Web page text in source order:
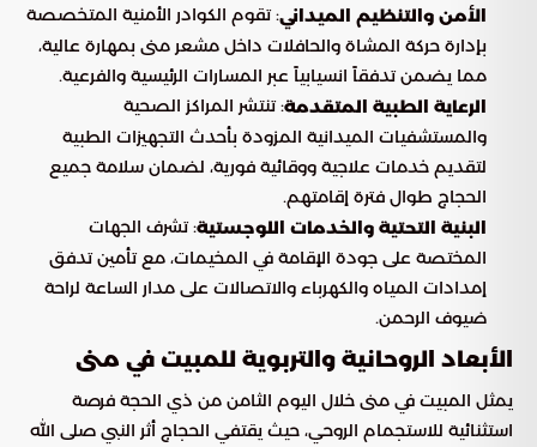
الأمن والتنظيم الميداني: تقوم الكوادر الأمنية المتخصصة
بإدارة حركة المشاة والحافلات داخل مشعر منى بمهارة عالية،
مما يضمن تدفقاً انسيابياً عبر المسارات الرئيسية والفرعية.
الرعاية الطبية المتقدمة: تنتشر المراكز الصحية
والمستشفيات الميدانية المزودة بأحدث التجهيزات الطبية
لتقديم خدمات علاجية ووقائية فورية، لضمان سلامة جميع
الحجاج طوال فترة إقامتهم.
البنية التحتية والخدمات اللوجستية: تشرف الجهات
المختصة على جودة الإقامة في المخيمات، مع تأمين تدفق
إمدادات المياه والكهرباء والاتصالات على مدار الساعة لراحة
ضيوف الرحمن.
الأبعاد الروحانية والتربوية للمبيت في منى
يمثل المبيت في منى خلال اليوم الثامن من ذي الحجة فرصة
استثنائية للاستجمام الروحي، حيث يقتفي الحجاج أثر النبي صلى الله